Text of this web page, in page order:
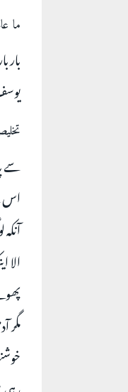
ما
سے
اس